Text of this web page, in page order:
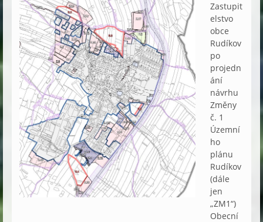
Zastupit
elstvo
obce
Rudíkov
po
projedn
ání
návrhu
Změny
č. 1
Územní
ho
plánu
Rudíkov
(dále
jen
„ZM1“)
Obecní